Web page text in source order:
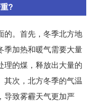
?
的。首先，冬季北方地
季加热和暖气需要大量
理的煤，释放出大量的
其次，北方冬季的气温
导致雾霾天气更加严